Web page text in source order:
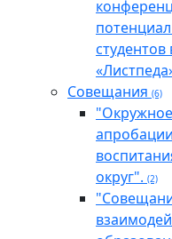
Совещания (6)
округ". (2)